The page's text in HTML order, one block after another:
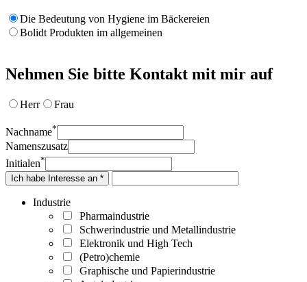
Die Bedeutung von Hygiene im Bäckereien
Bolidt Produkten im allgemeinen
Nehmen Sie bitte Kontakt mit mir auf
Herr Frau
Nachname*
Namenszusatz
Initialen*
Ich habe Interesse an *
Industrie
Pharmaindustrie
Schwerindustrie und Metallindustrie
Elektronik und High Tech
(Petro)chemie
Graphische und Papierindustrie